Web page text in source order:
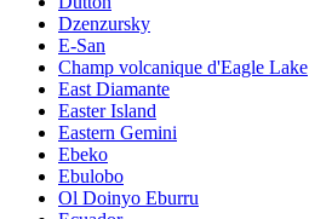
Dzenzursky
E-San
Champ volcanique d'Eagle Lake
East Diamante
Easter Island
Eastern Gemini
Ebeko
Ebulobo
Ol Doinyo Eburru